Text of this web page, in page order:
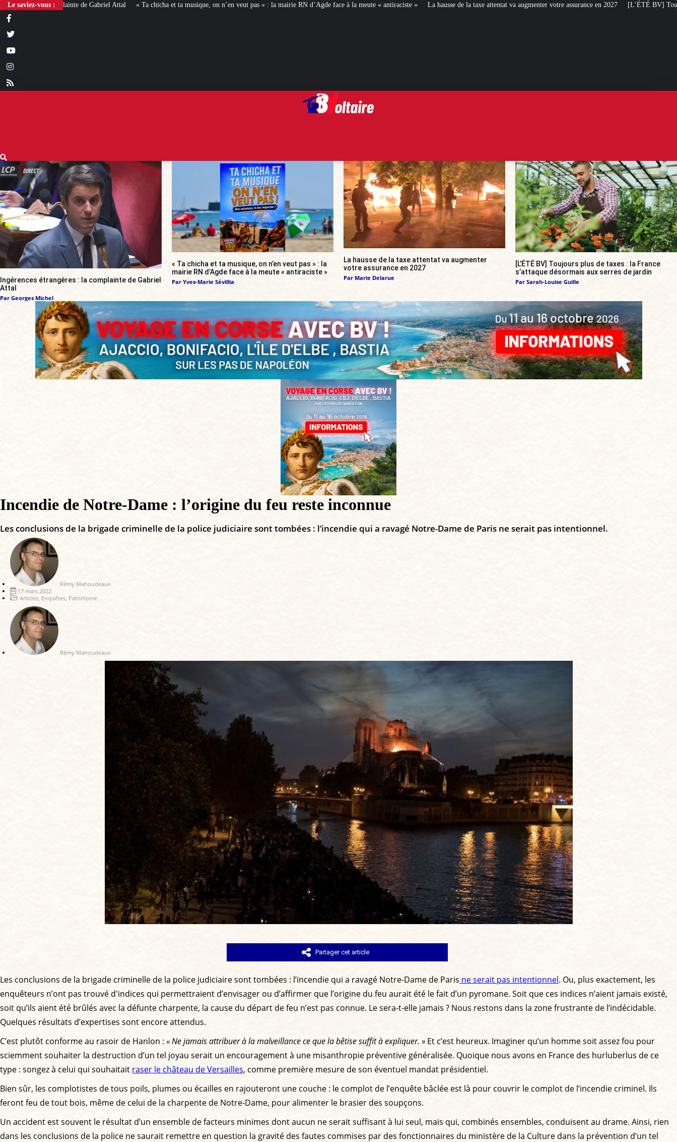
Le saviez-vous :« Ta chicha et ta musique, on n’en veut pas » : la mairie RN d’Agde face à la meute « antiraciste » La hausse de la taxe attentat va augmenter votre assurance en 2027 [L’ÉTÉ BV] Toujours plus de taxes : la France
Ingérences étrangères : la complainte de Gabriel
Attal
Par Georges Michel
« Ta chicha et ta musique, on n’en veut pas » : la
mairie RN d’Agde face à la meute « antiraciste »
Par Yves-Marie Sévillia
La hausse de la taxe attentat va augmenter
votre assurance en 2027
Par Marie Delarue
[L’ÉTÉ BV] Toujours plus de taxes : la France
s’attaque désormais aux serres de jardin
Par Sarah-Louise Guille
Incendie de Notre-Dame : l’origine du feu reste inconnue
Les conclusions de la brigade criminelle de la police judiciaire sont tombées : l’incendie qui a ravagé Notre-Dame de Paris ne serait pas intentionnel.
Rémy Mahoudeaux
17 mars 2022
Articles Enquêtes Patrimoine
Rémy Mahoudeaux
Partager cet article
Les conclusions de la brigade criminelle de la police judiciaire sont tombées : l’incendie qui a ravagé Notre-Dame de Paris ne serait pas intentionnel. Ou, plus exactement, les
enquêteurs n’ont pas trouvé d'indices qui permettraient d’envisager ou d’affirmer que l’origine du feu aurait été le fait d’un pyromane. Soit que ces indices n’aient jamais existé,
soit qu’ils aient été brûlés avec la défunte charpente, la cause du départ de feu n’est pas connue. Le sera-t-elle jamais ? Nous restons dans la zone frustrante de l’indécidable.
Quelques résultats d’expertises sont encore attendus.
C’est plutôt conforme au rasoir de Hanlon : « Ne jamais attribuer à la malveillance ce que la bêtise suffit à expliquer. » Et c’est heureux. Imaginer qu’un homme soit assez fou pour
sciemment souhaiter la destruction d’un tel joyau serait un encouragement à une misanthropie préventive généralisée. Quoique nous avons en France des hurluberlus de ce
type : songez à celui qui souhaitait raser le château de Versailles, comme première mesure de son éventuel mandat présidentiel.
Bien sûr, les complotistes de tous poils, plumes ou écailles en rajouteront une couche : le complot de l’enquête bâclée est là pour couvrir le complot de l’incendie criminel. Ils
feront feu de tout bois, même de celui de la charpente de Notre-Dame, pour alimenter le brasier des soupçons.
Un accident est souvent le résultat d’un ensemble de facteurs minimes dont aucun ne serait suffisant à lui seul, mais qui, combinés ensembles, conduisent au drame. Ainsi, rien
dans les conclusions de la police ne saurait remettre en question la gravité des fautes commises par des fonctionnaires du ministère de la Culture dans la prévention d’un tel